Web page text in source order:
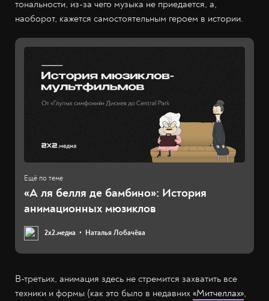
тональности, из-за чего музыка не приедается, а,
наоборот, кажется самостоятельным героем в истории.
«А ля белля де бамбино»: История
анимационных мюзиклов
2х2.медиа Наталья Лобачёва
В-третьих, анимация здесь не стремится захватить все
техники и формы (как это было в недавних «Митчеллах»,